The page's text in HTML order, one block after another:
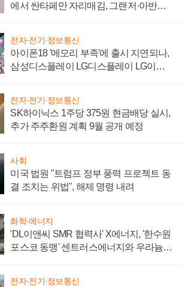
에서 싼타페만 자리매김, 그랜저·아반떼
전자·전기·정보통신
아이폰18 '메모리 부족'에 출시 지연되나,
삼성디스플레이 LG디스플레이 LG이노
전자·전기·정보통신
SK하이닉스 1주당 375원 현금배당 실시,
추가 주주환원 계획 9월 공개 예정
사회
미국 법원 "트럼프 정부 풍력 프로젝트 동
결 조치는 위법", 해제 명령 내려
화학·에너지
'DL이앤씨 SMR 협력사' X에너지, '한수원
포스코 동맹' 센트러스에너지와 우라늄
전자·전기·정보통신